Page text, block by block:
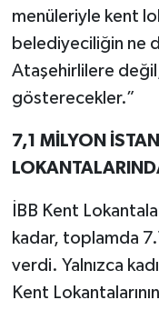
menüleriyle kent
belediyeciliğin ne
Ataşehirlilere
gösterecekler.”
7,1 MİLYON
İBB Kent
kadar, toplamda
verdi. Yalnızca
Kent